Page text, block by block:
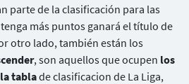
parte de la clasificación para las
más puntos ganará el título de
otro lado, también están los
, son aquellos que ocupen los
tablade clasificacion de La Liga,